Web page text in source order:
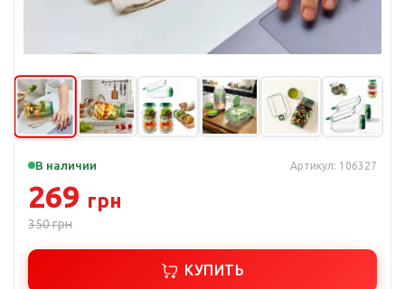
В наличии Артикул: 106327
269 грн
350грн
КУПИТЬ